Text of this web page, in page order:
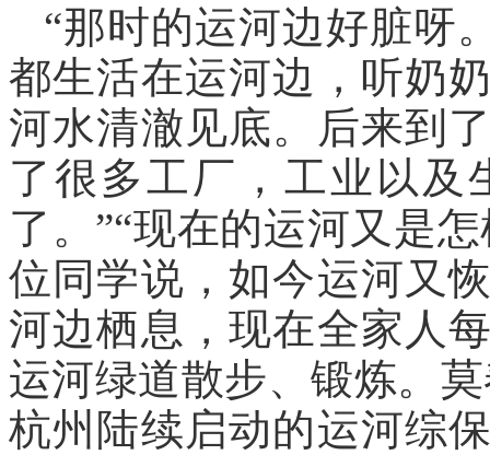
“那时的运河边好脏呀
都生活在运河边，听奶
河水清澈见底。后来到
了很多工厂，工业以及
了。”“现在的运河又是
位同学说，如今运河又
河边栖息，现在全家人
运河绿道散步、锻炼。
杭州陆续启动的运河综